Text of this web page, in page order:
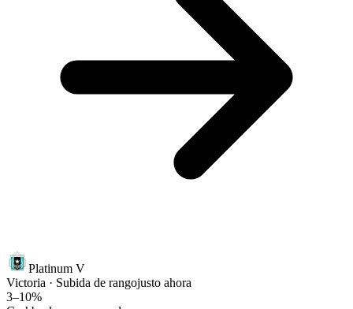
Platinum V
Victoria · Subida de rangojusto ahora
3–10%